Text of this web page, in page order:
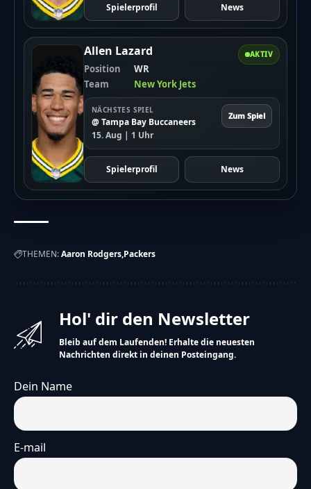
Spielerprofil News
AKTIV
Allen Lazard
Position
WR
Team
New York Jets
NÄCHSTES SPIEL
@ Tampa Bay Buccaneers
15. Aug | 1 Uhr
Zum Spiel
Spielerprofil News
THEMEN:Aaron Rodgers Packers
Hol' dir den Newsletter
Bleib auf dem Laufenden! Erhalte die neuesten
Nachrichten direkt in deinen Posteingang.
Dein Name
E-mail